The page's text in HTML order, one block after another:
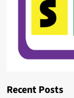
Recent Posts